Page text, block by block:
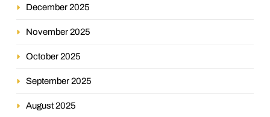
December 2025
November 2025
October 2025
September 2025
August 2025